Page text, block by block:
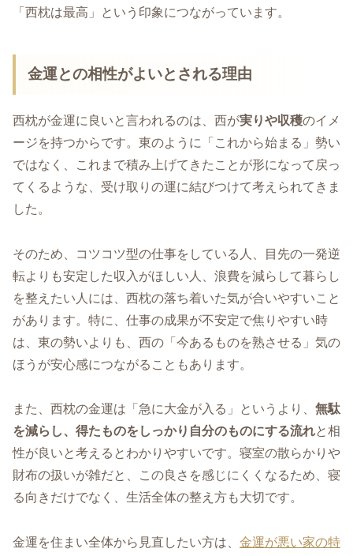
「西枕は最高」という印象につながっています。
金運との相性がよいとされる理由
西枕が金運に良いと言われるのは、西が実りや収穫のイメ
ージを持つからです。東のように「これから始まる」勢い
ではなく、これまで積み上げてきたことが形になって戻っ
てくるような、受け取りの運に結びつけて考えられてきま
した。
そのため、コツコツ型の仕事をしている人、目先の一発逆
転よりも安定した収入がほしい人、浪費を減らして暮らし
を整えたい人には、西枕の落ち着いた気が合いやすいこと
があります。特に、仕事の成果が不安定で焦りやすい時
は、東の勢いよりも、西の「今あるものを熟させる」気の
ほうが安心感につながることもあります。
また、西枕の金運は「急に大金が入る」というより、 無駄
を減らし、得たものをしっかり自分のものにする流れと相
性が良いと考えるとわかりやすいです。寝室の散らかりや
財布の扱いが雑だと、この良さを感じにくくなるため、寝
る向きだけでなく、生活全体の整え方も大切です。
金運を住まい全体から見直したい方は、 金運が悪い家の特